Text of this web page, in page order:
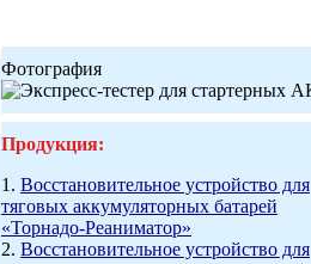
Фотография
Продукция:
1. Восстановительное устройство для
тяговых аккумуляторных батарей
«Торнадо-Реаниматор»
2. Восстановительное устройство для